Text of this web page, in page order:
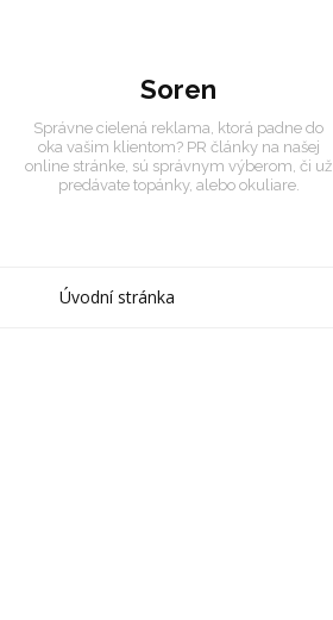
Soren
Správne cielená reklama, ktorá padne do
oka vašim klientom? PR články na našej
online stránke, sú správnym výberom, či už
predávate topánky, alebo okuliare.
Úvodní stránka